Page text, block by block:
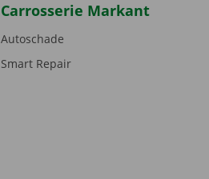
Carrosserie Markant
Autoschade
Smart Repair